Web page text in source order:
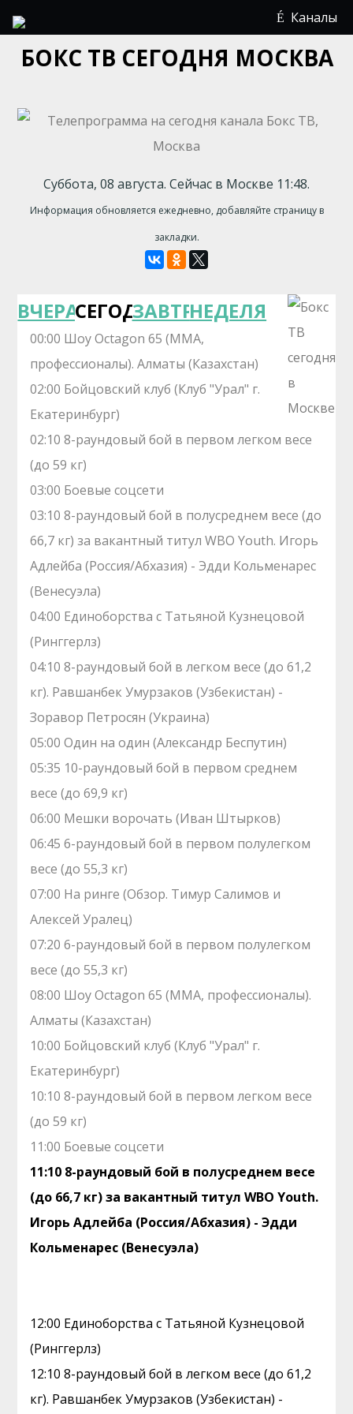
Каналы
БОКС ТВ СЕГОДНЯ МОСКВА
Суббота, 08 августа. Сейчас в Москве 11:48.
Информация обновляется ежедневно, добавляйте страницу в
закладки.
ВЧЕРАСЕГОДНЯЗАВТРАНЕДЕЛЯ
00:00 Шоу Octagon 65 (MMA,
профессионалы). Алматы (Казахстан)
02:00 Бойцовский клуб (Клуб "Урал" г.
Екатеринбург)
02:10 8-раундовый бой в первом легком весе
(до 59 кг)
03:00 Боевые соцсети
03:10 8-раундовый бой в полусреднем весе (до
66,7 кг) за вакантный титул WBO Youth. Игорь
Адлейба (Россия/Абхазия) - Эдди Кольменарес
(Венесуэла)
04:00 Единоборства с Татьяной Кузнецовой
(Ринггерлз)
04:10 8-раундовый бой в легком весе (до 61,2
кг). Равшанбек Умурзаков (Узбекистан) -
Зоравор Петросян (Украина)
05:00 Один на один (Александр Беспутин)
05:35 10-раундовый бой в первом среднем
весе (до 69,9 кг)
06:00 Мешки ворочать (Иван Штырков)
06:45 6-раундовый бой в первом полулегком
весе (до 55,3 кг)
07:00 На ринге (Обзор. Тимур Салимов и
Алексей Уралец)
07:20 6-раундовый бой в первом полулегком
весе (до 55,3 кг)
08:00 Шоу Octagon 65 (MMA, профессионалы).
Алматы (Казахстан)
10:00 Бойцовский клуб (Клуб "Урал" г.
Екатеринбург)
10:10 8-раундовый бой в первом легком весе
(до 59 кг)
11:00 Боевые соцсети
11:10 8-раундовый бой в полусреднем весе
(до 66,7 кг) за вакантный титул WBO Youth.
Игорь Адлейба (Россия/Абхазия) - Эдди
Кольменарес (Венесуэла)
12:00 Единоборства с Татьяной Кузнецовой
(Ринггерлз)
12:10 8-раундовый бой в легком весе (до 61,2
кг). Равшанбек Умурзаков (Узбекистан) -